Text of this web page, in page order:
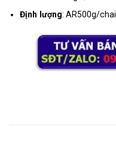
Định lượng: AR500g/chai